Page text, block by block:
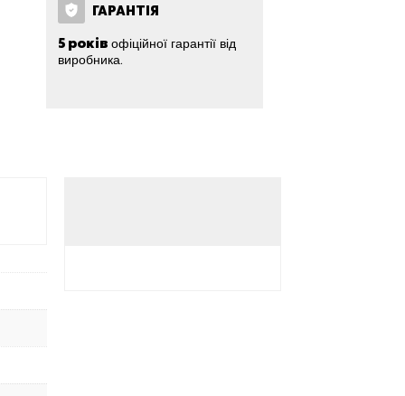
ГАРАНТІЯ
5 років офіційної гарантії від
виробника.